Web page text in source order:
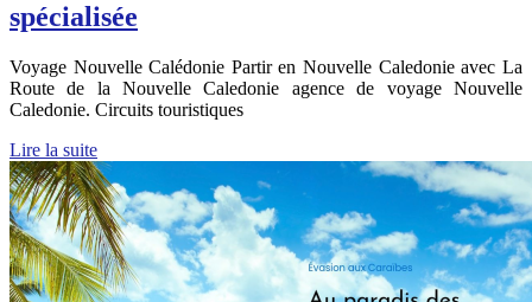
spécialisée
Voyage Nouvelle Calédonie Partir en Nouvelle Caledonie avec La
Route de la Nouvelle Caledonie agence de voyage Nouvelle
Caledonie. Circuits touristiques
Lire la suite